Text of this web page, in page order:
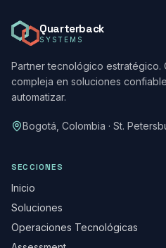
Quarterback
SYSTEMS
Partner tecnológico estratégico.
compleja en soluciones
automatizar.
Bogotá, Colombia · St.
SECCIONES
Inicio
Soluciones
Operaciones Tecnológicas